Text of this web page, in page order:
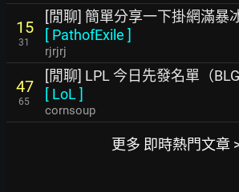
15
31
[閒聊] 簡單分享一下掛網滿暴
[ PathofExile ]
rjrjrj
47
65
[閒聊] LPL 今日先發名單（BLG
[ LoL ]
cornsoup
更多 即時熱門文章